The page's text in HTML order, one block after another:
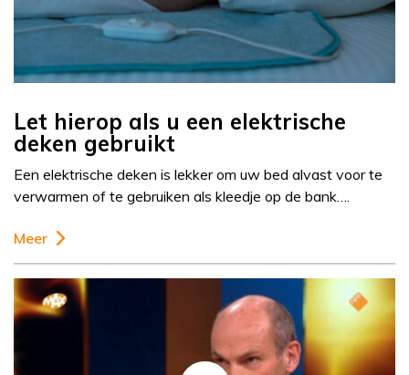
Let hierop als u een elektrische
deken gebruikt
Een elektrische deken is lekker om uw bed alvast voor te
verwarmen of te gebruiken als kleedje op de bank….
Meer